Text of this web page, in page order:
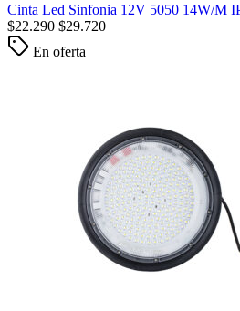
Cinta Led Sinfonia 12V 5050 14W/M
$22.290 $29.720
En oferta